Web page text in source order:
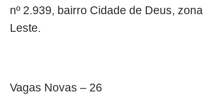
nº 2.939, bairro Cidade de Deus, zona
Leste.
Vagas Novas – 26